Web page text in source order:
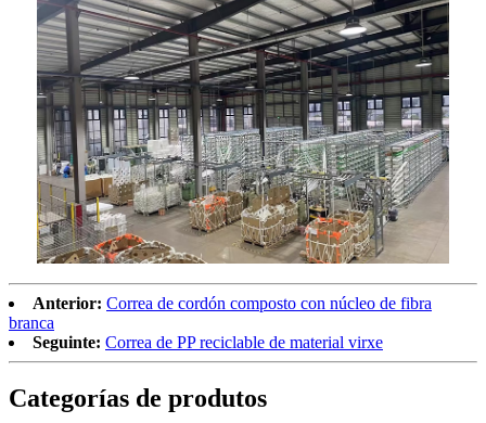
Anterior: Correa de cordón composto con núcleo de fibra
branca
Seguinte: Correa de PP reciclable de material virxe
Categorías de produtos